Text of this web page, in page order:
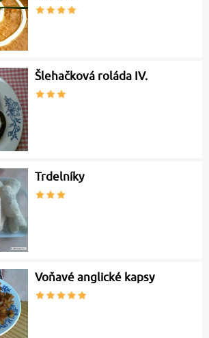
Šlehačková roláda IV.
Trdelníky
Voňavé anglické kapsy